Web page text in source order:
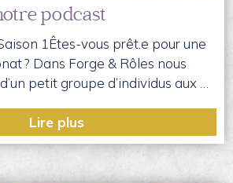
podcast
1Êtes-vous prêt.e pour une
? Dans Forge & Rôles nous
petit groupe d’individus aux …
Lire plus